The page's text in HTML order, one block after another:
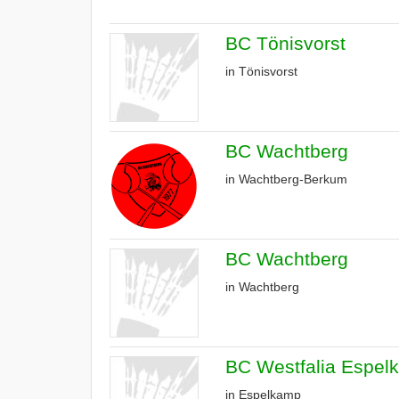
BC Tönisvorst
in Tönisvorst
BC Wachtberg
in Wachtberg-Berkum
BC Wachtberg
in Wachtberg
BC Westfalia
in Espelkamp